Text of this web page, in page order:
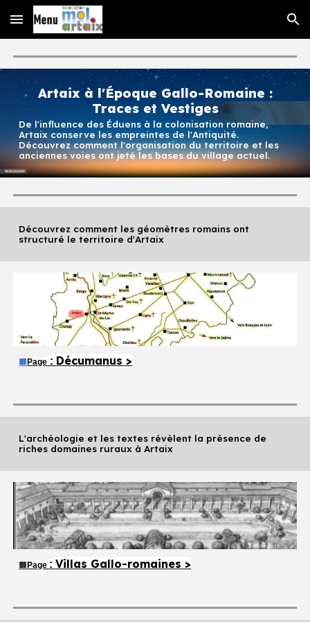
Skip to main content Skip to navigation
Artaix à l'Époque Gallo-Romaine :
Traces et Vestiges
De l'influence des Éduens à la colonisation romaine,
Artaix conserve les empreintes de l'Antiquité.
Découvrez comment l'organisation du territoire et les
anciennes voies ont jeté les bases du village actuel.
Découvrez comment les géomètres romains ont
structuré le territoire d'Artaix
🟧Page : Décumanus >
L'archéologie et les textes révèlent la présence de
riches domaines ruraux à Artaix
🟧Page :Villas Gallo-romaines >